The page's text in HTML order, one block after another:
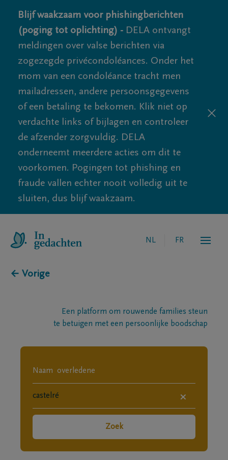
Blijf waakzaam voor phishingberichten
(poging tot oplichting) - DELA ontvangt
meldingen over valse berichten via
zogezegde privécondoléances. Onder het
mom van een condoléance tracht men
mailadressen, andere persoonsgegevens
of een betaling te bekomen. Klik niet op
verdachte links of bijlagen en controleer
de afzender zorgvuldig. DELA
onderneemt meerdere acties om dit te
voorkomen. Pogingen tot phishing en
fraude vallen echter nooit volledig uit te
sluiten, dus blijf waakzaam.
NL FR
← Vorige
Een platform om rouwende families steun
te betuigen met een persoonlijke boodschap
×
Zoek